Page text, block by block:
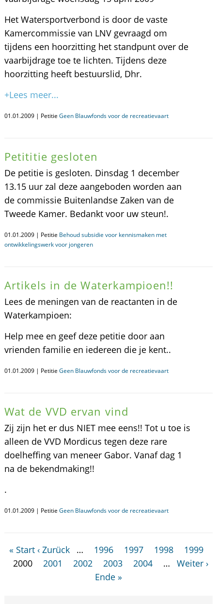
Het Watersportverbond is door de vaste
Kamercommissie van LNV gevraagd om
tijdens een hoorzitting het standpunt over de
vaarbijdrage toe te lichten. Tijdens deze
hoorzitting heeft bestuurslid, Dhr.
+Lees meer...
01.01.2009 | Petitie Geen Blauwfonds voor de recreatievaart
Petititie gesloten
De petitie is gesloten. Dinsdag 1 december
13.15 uur zal deze aangeboden worden aan
de commissie Buitenlandse Zaken van de
Tweede Kamer. Bedankt voor uw steun!.
01.01.2009 | Petitie Behoud subsidie voor kennismaken met
ontwikkelingswerk voor jongeren
Artikels in de Waterkampioen!!
Lees de meningen van de reactanten in de
Waterkampioen:
Help mee en geef deze petitie door aan
vrienden familie en iedereen die je kent..
01.01.2009 | Petitie Geen Blauwfonds voor de recreatievaart
Wat de VVD ervan vind
Zij zijn het er dus NIET mee eens!! Tot u toe is
alleen de VVD Mordicus tegen deze rare
doelheffing van meneer Gabor. Vanaf dag 1
na de bekendmaking!!
.
01.01.2009 | Petitie Geen Blauwfonds voor de recreatievaart
« Start ‹ Zurück … 1996 1997 1998
1999
2000
2001 2002 2003 2004 …
Weiter ›
Ende »